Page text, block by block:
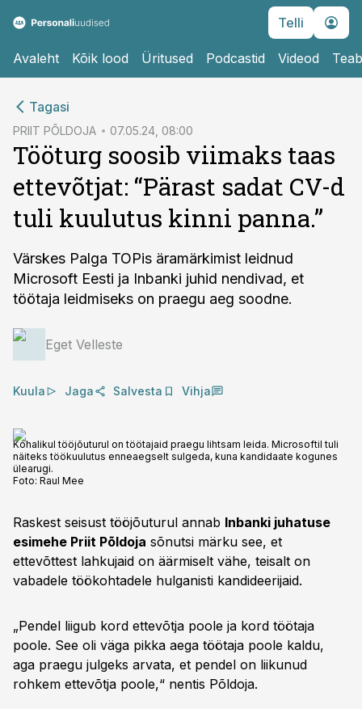
Telli
Avaleht Kõik lood Üritused Podcastid Videod
Tagasi
PRIIT PÕLDOJA 07.05.24, 08:00
Tööturg soosib viimaks taas
ettevõtjat: “Pärast sadat CV-d
tuli kuulutus kinni panna.”
Värskes Palga TOPis äramärkimist leidnud
Microsoft Eesti ja Inbanki juhid nendivad, et
töötaja leidmiseks on praegu aeg soodne.
Eget Velleste
Kuula Jaga Salvesta Vihja
Kohalikul tööjõuturul on töötajaid praegu lihtsam leida. Microsoftil tuli
näiteks töökuulutus enneaegselt sulgeda, kuna kandidaate kogunes
ülearugi.
Foto: Raul Mee
Raskest seisust tööjõuturul annab Inbanki juhatuse
esimehe Priit Põldoja sõnutsi märku see, et
ettevõttest lahkujaid on äärmiselt vähe, teisalt on
vabadele töökohtadele hulganisti kandideerijaid.
„Pendel liigub kord ettevõtja poole ja kord töötaja
poole. See oli väga pikka aega töötaja poole kaldu,
aga praegu julgeks arvata, et pendel on liikunud
rohkem ettevõtja poole,“ nentis Põldoja.